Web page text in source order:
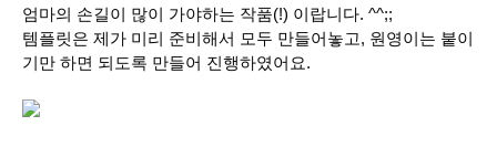
엄마의 손길이 많이 가야하는 작품(!) 이랍니다. ^^;;
템플릿은 제가 미리 준비해서 모두 만들어놓고, 원영이는 붙이
기만 하면 되도록 만들어 진행하였어요.